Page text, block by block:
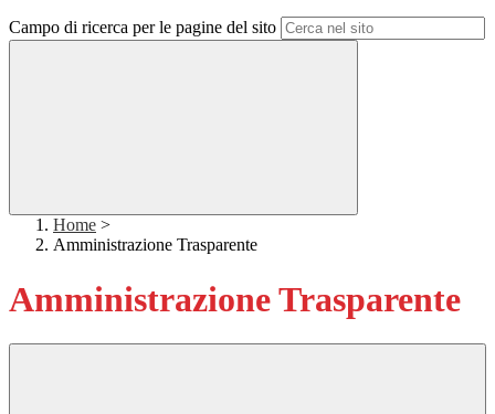
Campo di ricerca per le pagine del sito
Home >
Amministrazione Trasparente
Amministrazione Trasparente